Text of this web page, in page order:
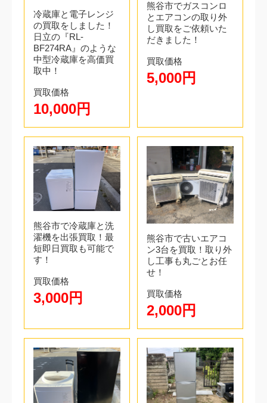
冷蔵庫と電子レンジ
の買取をしました！
日立の『RL-
BF274RA』のような
中型冷蔵庫を高価買
取中！
買取価格
10,000円
熊谷市でガスコンロ
とエアコンの取り外
し買取をご依頼いた
だきました！
買取価格
5,000円
熊谷市で冷蔵庫と洗
濯機を出張買取！最
短即日買取も可能で
す！
買取価格
3,000円
熊谷市で古いエアコ
ン3台を買取！取り外
し工事も丸ごとお任
せ！
買取価格
2,000円